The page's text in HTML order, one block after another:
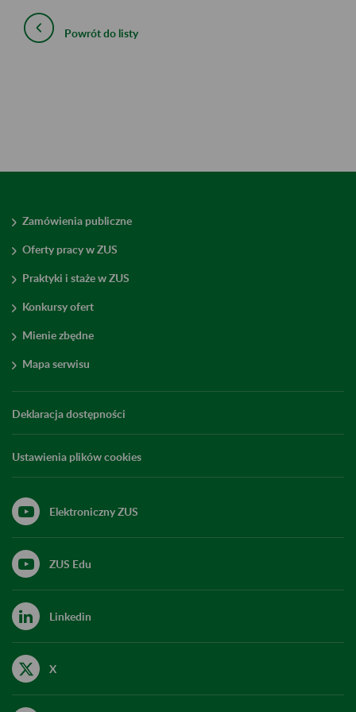
Powrót do listy
Zamówienia publiczne
Oferty pracy w ZUS
Praktyki i staże w ZUS
Konkursy ofert
Mienie zbędne
Mapa serwisu
Deklaracja dostępności
Ustawienia plików cookies
Elektroniczny ZUS
ZUS Edu
Linkedin
X